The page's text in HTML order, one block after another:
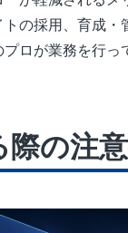
の採用、育成
ロが業務を行
の注